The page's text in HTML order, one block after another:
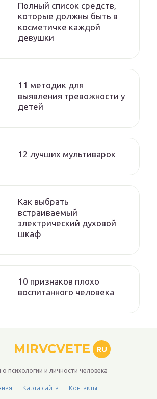
Полный список средств,
которые должны быть в
косметичке каждой
девушки
11 методик для
выявления тревожности у
детей
12 лучших мультиварок
Как выбрать
встраиваемый
электрический духовой
шкаф
10 признаков плохо
воспитанного человека
MIRVCVETE RU
психологии и личности человека
Карта сайта Контакты